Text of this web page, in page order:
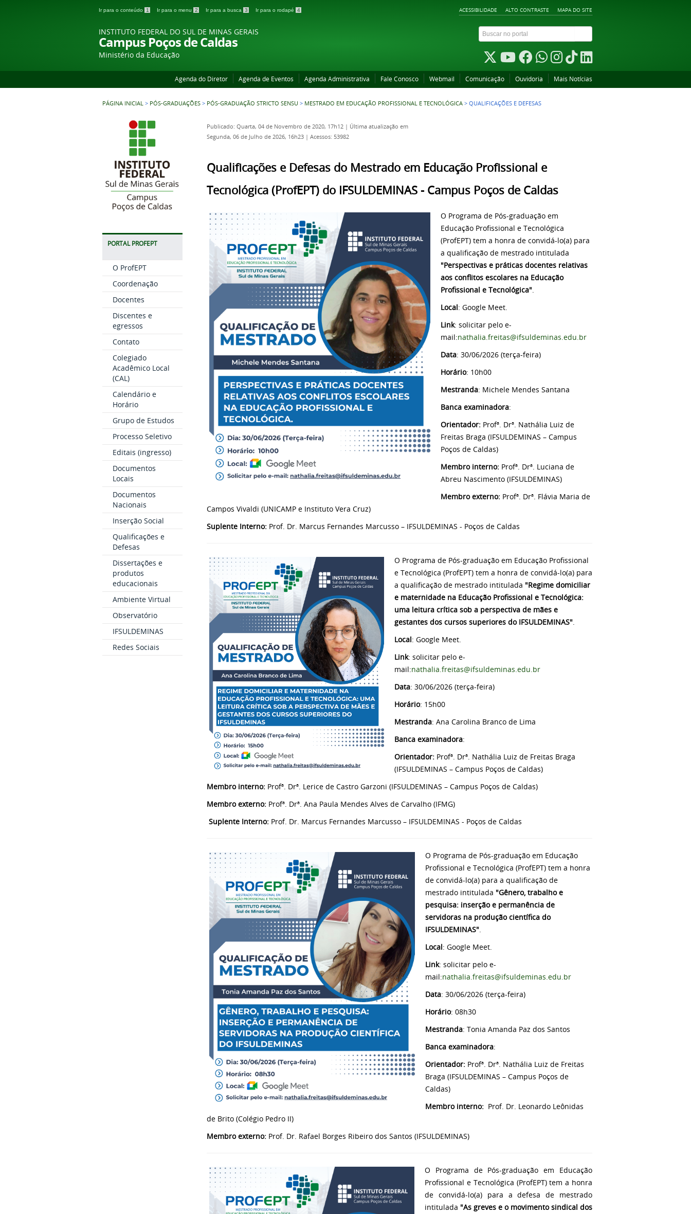
Ir para o conteúdo 1 Ir para o menu 2 Ir para a busca 3 Ir para o rodapé 4 ACESSIBILIDADE ALTO CONTRASTE MAPA DO SITE
INSTITUTO FEDERAL DO SUL DE MINAS GERAIS
Campus Poços de Caldas
Ministério da Educação
Agenda do Diretor Agenda de Eventos Agenda Administrativa Fale Conosco Webmail Comunicação Ouvidoria Mais Notícias
PÁGINA INICIAL > PÓS-GRADUAÇÕES > PÓS-GRADUAÇÃO STRICTO SENSU > MESTRADO EM EDUCAÇÃO PROFISSIONAL E TECNOLÓGICA > QUALIFICAÇÕES E DEFESAS
PORTAL PROFEPT
O ProfEPT
Coordenação
Docentes
Discentes e
egressos
Contato
Colegiado
Acadêmico Local
(CAL)
Calendário e
Horário
Grupo de Estudos
Processo Seletivo
Editais (ingresso)
Documentos
Locais
Documentos
Nacionais
Inserção Social
Qualificações e
Defesas
Dissertações e
produtos
educacionais
Ambiente Virtual
Observatório
IFSULDEMINAS
Redes Sociais
Publicado: Quarta, 04 de Novembro de 2020, 17h12 | Última atualização em
Segunda, 06 de Julho de 2026, 16h23 | Acessos: 53982
Qualificações e Defesas do Mestrado em Educação Profissional e
Tecnológica (ProfEPT) do IFSULDEMINAS - Campus Poços de Caldas
O Programa de Pós-graduação em
Educação Profissional e Tecnológica
(ProfEPT) tem a honra de convidá-lo(a) para
a qualificação de mestrado intitulada
"Perspectivas e práticas docentes relativas
aos conflitos escolares na Educação
Profissional e Tecnológica".
Local: Google Meet.
Link: solicitar pelo e-
mail:nathalia.freitas@ifsuldeminas.edu.br
Data: 30/06/2026 (terça-feira)
Horário: 10h00
Mestranda: Michele Mendes Santana
Banca examinadora:
Orientador: Profª. Drª. Nathália Luiz de
Freitas Braga (IFSULDEMINAS – Campus
Poços de Caldas)
Membro interno: Profª. Drª. Luciana de
Abreu Nascimento (IFSULDEMINAS)
Membro externo: Profª. Drª. Flávia Maria de
Campos Vivaldi (UNICAMP e Instituto Vera Cruz)
Suplente Interno: Prof. Dr. Marcus Fernandes Marcusso – IFSULDEMINAS - Poços de Caldas
O Programa de Pós-graduação em Educação Profissional
e Tecnológica (ProfEPT) tem a honra de convidá-lo(a) para
a qualificação de mestrado intitulada "Regime domiciliar
e maternidade na Educação Profissional e Tecnológica:
uma leitura crítica sob a perspectiva de mães e
gestantes dos cursos superiores do IFSULDEMINAS".
Local: Google Meet.
Link: solicitar pelo e-
mail:nathalia.freitas@ifsuldeminas.edu.br
Data: 30/06/2026 (terça-feira)
Horário: 15h00
Mestranda: Ana Carolina Branco de Lima
Banca examinadora:
Orientador: Profª. Drª. Nathália Luiz de Freitas Braga
(IFSULDEMINAS – Campus Poços de Caldas)
Membro interno: Profª. Drª. Lerice de Castro Garzoni (IFSULDEMINAS – Campus Poços de Caldas)
Membro externo: Profª. Drª. Ana Paula Mendes Alves de Carvalho (IFMG)
Suplente Interno: Prof. Dr. Marcus Fernandes Marcusso – IFSULDEMINAS - Poços de Caldas
O Programa de Pós-graduação em Educação
Profissional e Tecnológica (ProfEPT) tem a honra
de convidá-lo(a) para a qualificação de
mestrado intitulada "Gênero, trabalho e
pesquisa: inserção e permanência de
servidoras na produção científica do
IFSULDEMINAS".
Local: Google Meet.
Link: solicitar pelo e-
mail:nathalia.freitas@ifsuldeminas.edu.br
Data: 30/06/2026 (terça-feira)
Horário: 08h30
Mestranda: Tonia Amanda Paz dos Santos
Banca examinadora:
Orientador: Profª. Drª. Nathália Luiz de Freitas
Braga (IFSULDEMINAS – Campus Poços de
Caldas)
Membro interno: Prof. Dr. Leonardo Leônidas
de Brito (Colégio Pedro II)
Membro externo: Prof. Dr. Rafael Borges Ribeiro dos Santos (IFSULDEMINAS)
O Programa de Pós-graduação em Educação
Profissional e Tecnológica (ProfEPT) tem a honra
de convidá-lo(a) para a defesa de mestrado
intitulada "As greves e o movimento sindical dos